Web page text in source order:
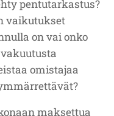
pentutarkastus?
vaikutukset
on vai onko
omistajaa
maksettua